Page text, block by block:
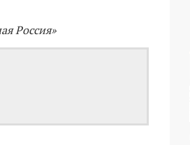
Россия»